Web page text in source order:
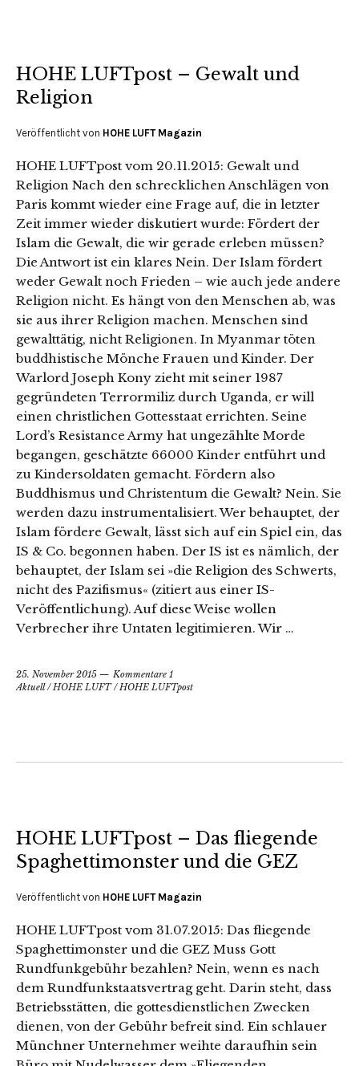
HOHE LUFTpost – Gewalt und
Religion
Veröffentlicht von HOHE LUFT Magazin
HOHE LUFTpost vom 20.11.2015: Gewalt und
Religion Nach den schrecklichen Anschlägen von
Paris kommt wieder eine Frage auf, die in letzter
Zeit immer wieder diskutiert wurde: Fördert der
Islam die Gewalt, die wir gerade erleben müssen?
Die Antwort ist ein klares Nein. Der Islam fördert
weder Gewalt noch Frieden – wie auch jede andere
Religion nicht. Es hängt von den Menschen ab, was
sie aus ihrer Religion machen. Menschen sind
gewalttätig, nicht Religionen. In Myanmar töten
buddhistische Mönche Frauen und Kinder. Der
Warlord Joseph Kony zieht mit seiner 1987
gegründeten Terrormiliz durch Uganda, er will
einen christlichen Gottesstaat errichten. Seine
Lord’s Resistance Army hat ungezählte Morde
begangen, geschätzte 66000 Kinder entführt und
zu Kindersoldaten gemacht. Fördern also
Buddhismus und Christentum die Gewalt? Nein. Sie
werden dazu instrumentalisiert. Wer behauptet, der
Islam fördere Gewalt, lässt sich auf ein Spiel ein, das
IS & Co. begonnen haben. Der IS ist es nämlich, der
behauptet, der Islam sei »die Religion des Schwerts,
nicht des Pazifismus« (zitiert aus einer IS-
Veröffentlichung). Auf diese Weise wollen
Verbrecher ihre Untaten legitimieren. Wir …
25. November 2015
Kommentare 1
Aktuell/HOHE LUFT/HOHE LUFTpost
HOHE LUFTpost – Das fliegende
Spaghettimonster und die GEZ
Veröffentlicht von HOHE LUFT Magazin
HOHE LUFTpost vom 31.07.2015: Das fliegende
Spaghettimonster und die GEZ Muss Gott
Rundfunkgebühr bezahlen? Nein, wenn es nach
dem Rundfunkstaatsvertrag geht. Darin steht, dass
Betriebsstätten, die gottesdienstlichen Zwecken
dienen, von der Gebühr befreit sind. Ein schlauer
Münchner Unternehmer weihte daraufhin sein